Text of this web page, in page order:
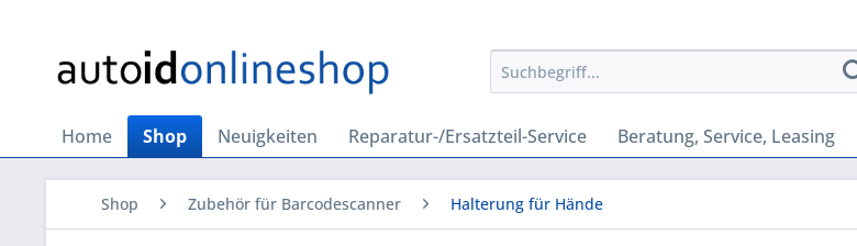
Home Shop Neuigkeiten Reparatur-/Ersatzteil-Service Beratung, Service, Leasing
Shop Zubehör für Barcodescanner Halterung für Hände